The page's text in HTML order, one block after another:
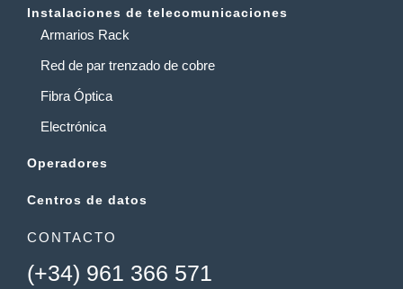
Instalaciones de telecomunicaciones
Armarios Rack
Red de par trenzado de cobre
Fibra Óptica
Electrónica
Operadores
Centros de datos
CONTACTO
(+34) 961 366 571